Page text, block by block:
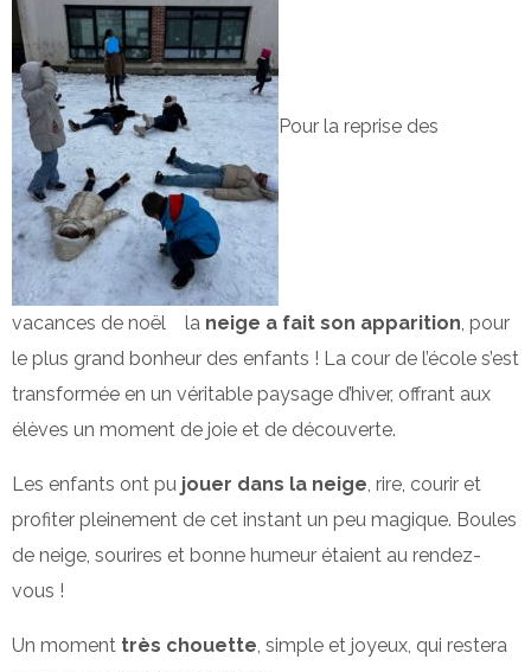
Pour la reprise des
vacances de noël la neige a fait son apparition, pour
le plus grand bonheur des enfants ! La cour de l’école s’est
transformée en un véritable paysage d’hiver, offrant aux
élèves un moment de joie et de découverte.
Les enfants ont pu jouer dans la neige, rire, courir et
profiter pleinement de cet instant un peu magique. Boules
de neige, sourires et bonne humeur étaient au rendez-
vous !
Un moment très chouette, simple et joyeux, qui restera